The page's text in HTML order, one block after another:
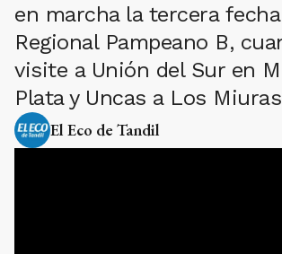
en marcha la tercera
Regional Pampeano B,
visite a Unión del Sur en
Plata y Uncas a Los
El Eco de Tandil